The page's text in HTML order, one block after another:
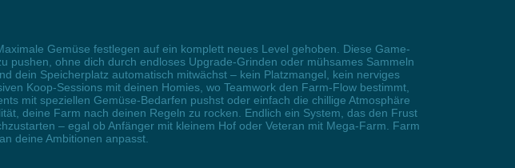
Gemüse festlegen auf ein komplett neues Level gehoben. Diese Game-
pushen, ohne dich durch endloses Upgrade-Grinden oder mühsames Sammeln
dein Speicherplatz automatisch mitwächst – kein Platzmangel, kein nerviges
Koop-Sessions mit deinen Homies, wo Teamwork den Farm-Flow bestimmt,
mit speziellen Gemüse-Bedarfen pushst oder einfach die chillige Atmosphäre
deine Farm nach deinen Regeln zu rocken. Endlich ein System, das den Frust
– egal ob Anfänger mit kleinem Hof oder Veteran mit Mega-Farm. Farm
deine Ambitionen anpasst.